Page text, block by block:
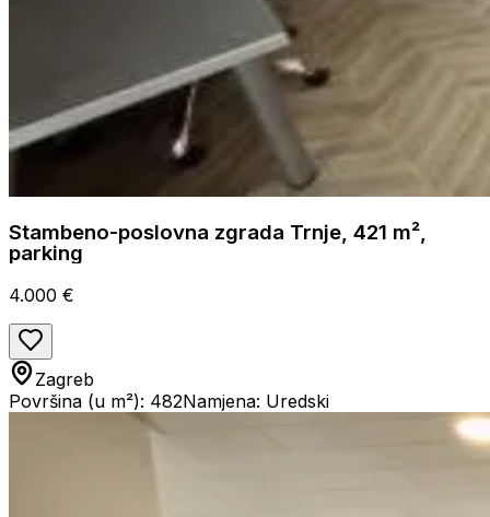
Stambeno-poslovna zgrada Trnje, 421 m²,
parking
4.000 €
Zagreb
Površina (u m²): 482Namjena: Uredski